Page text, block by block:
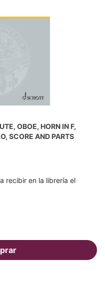
OBOE, HORN IN F,
SCORE AND PARTS
recibir en la librería el